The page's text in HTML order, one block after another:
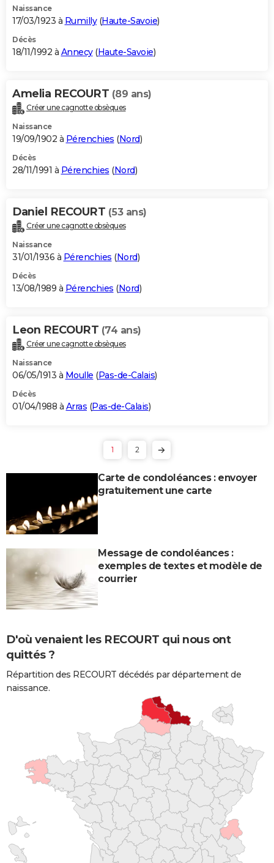
Naissance
17/03/1923 à Rumilly(Haute-Savoie)
Décès
18/11/1992 à Annecy(Haute-Savoie)
Amelia RECOURT (89 ans)
Créer une cagnotte obsèques
Naissance
19/09/1902 à Pérenchies (Nord)
Décès
28/11/1991 à Pérenchies (Nord)
Daniel RECOURT (53 ans)
Créer une cagnotte obsèques
Naissance
31/01/1936 à Pérenchies (Nord)
Décès
13/08/1989 à Pérenchies (Nord)
Leon RECOURT (74 ans)
Créer une cagnotte obsèques
Naissance
06/05/1913 à Moulle (Pas-de-Calais)
Décès
01/04/1988 à Arras (Pas-de-Calais)
1 2
Carte de condoléances : envoyer
gratuitement une carte
Message de condoléances :
exemples de textes et modèle de
courrier
D'où venaient les RECOURT qui nous ont
quittés ?
Répartition des RECOURT décédés par département de
naissance.